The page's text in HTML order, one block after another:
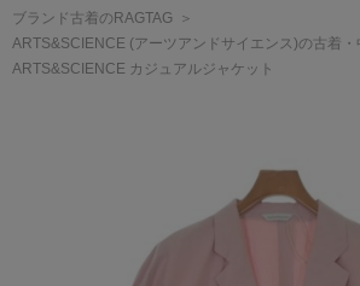
ブランド古着のRAGTAG
ARTS&SCIENCE (アーツアンドサイエンス)の古着・
ARTS&SCIENCE カジュアルジャケット